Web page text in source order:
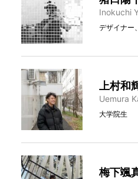
Inokuchi
デザイナー
上村和
Uemura
大学院生
梅下颯